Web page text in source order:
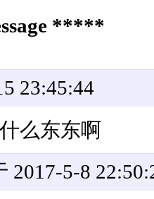
*****
23:45:44
么东东啊
2017-5-8